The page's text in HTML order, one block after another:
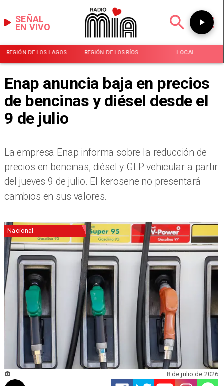
EN VIVO
SEÑAL
REGIÓN DE LOS LAGOS REGIÓN DE LOS RÍOS LOCAL
Enap anuncia baja en precios
de bencinas y diésel desde el
9 de julio
La empresa Enap informa sobre la reducción de
precios en bencinas, diésel y GLP vehicular a partir
del jueves 9 de julio. El kerosene no presentará
cambios en sus valores.
Nacional
8 de julio de 2026